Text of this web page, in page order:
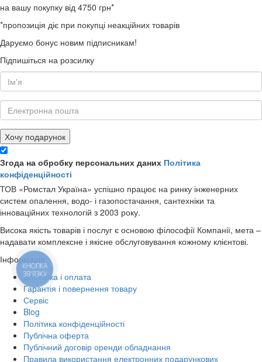
на вашу покупку від 4750 грн*
*пропозиція діє при покупці неакційних товарів
Даруємо бонус новим підписникам!
Підпишіться на розсилку
Хочу подарунок
Згода на обробку персональних даних Політика
конфіденційності
ТОВ «Ромстал Україна» успішно працює на ринку інженерних
систем опалення, водо- і газопостачання, сантехніки та
інноваційних технологій з 2003 року.
Висока якість товарів і послуг є основою філософії Компанії, мета –
надавати комплексне і якісне обслуговування кожному клієнтові.
Інформація
Доставка і оплата
Гарантія і повернення товару
Сервіс
Blog
Політика конфіденційності
Публічна оферта
Публічний договір оренди обладнання
Правила використання електронних подарункових
КНОПКА
ЗВ'ЯЗКУ